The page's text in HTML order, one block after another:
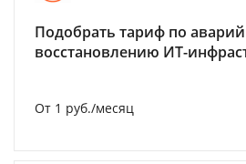
Подобрать тариф по
восстановлению ИТ-
От 1 руб./месяц